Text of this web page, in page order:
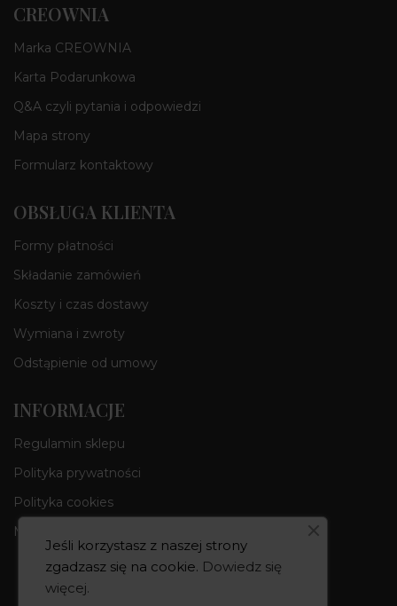
CREOWNIA
Marka CREOWNIA
Karta Podarunkowa
Q&A czyli pytania i odpowiedzi
Mapa strony
Formularz kontaktowy
OBSŁUGA KLIENTA
Formy płatności
Składanie zamówień
Koszty i czas dostawy
Wymiana i zwroty
Odstąpienie od umowy
INFORMACJE
Regulamin sklepu
Polityka prywatności
Polityka cookies
Moje konto
Jeśli korzystasz z naszej strony
zgadzasz się na cookie. Dowiedz się
więcej.